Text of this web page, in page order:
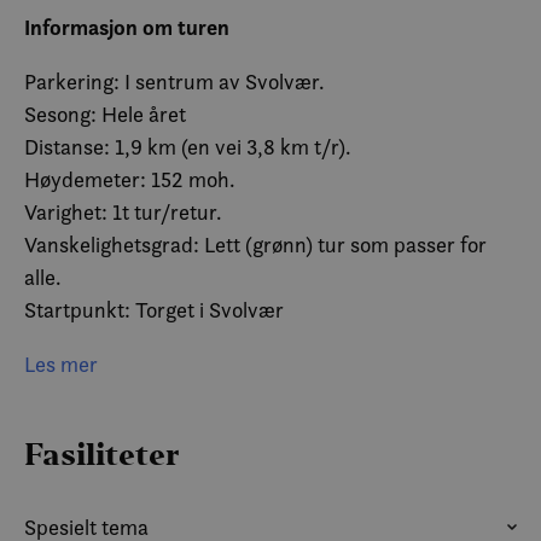
Informasjon om turen
Parkering: I sentrum av Svolvær.
Sesong: Hele året
Distanse: 1,9 km (en vei 3,8 km t/r).
Høydemeter: 152 moh.
Varighet: 1t tur/retur.
Vanskelighetsgrad: Lett (grønn) tur som passer for
alle.
Startpunkt: Torget i Svolvær
Turbeskrivelse
har muligheten til å gå hele bratte stigninger og
du ønsker å komme litt opp i høyden uten å måtte
Les mer
Fasiliteter
Spesielt tema